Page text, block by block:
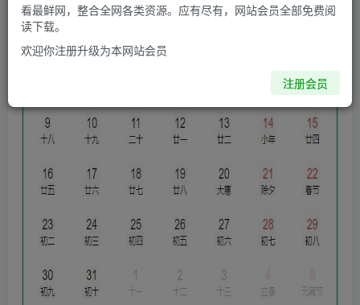
看最鲜网，整合全网各类资源。应有尽有，网站会员全部免费阅
读下载。
欢迎你注册升级为本网站会员
注册会员